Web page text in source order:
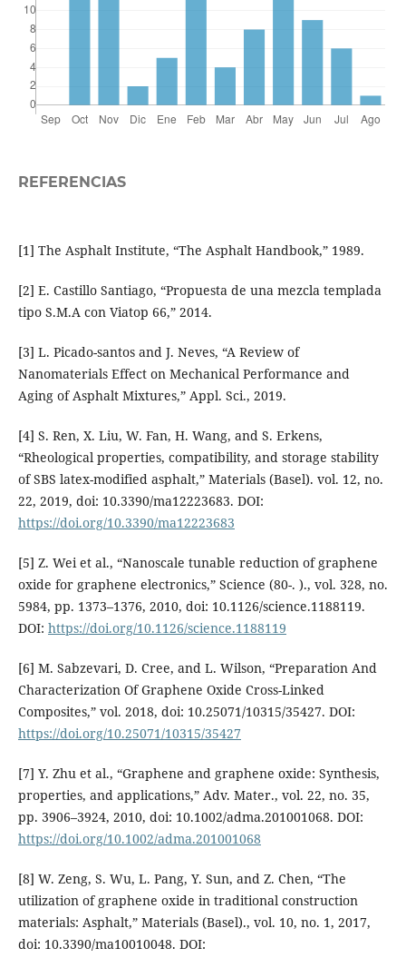
REFERENCIAS
[1] The Asphalt Institute, “The Asphalt Handbook,” 1989.
[2] E. Castillo Santiago, “Propuesta de una mezcla templada
tipo S.M.A con Viatop 66,” 2014.
[3] L. Picado-santos and J. Neves, “A Review of
Nanomaterials Effect on Mechanical Performance and
Aging of Asphalt Mixtures,” Appl. Sci., 2019.
[4] S. Ren, X. Liu, W. Fan, H. Wang, and S. Erkens,
“Rheological properties, compatibility, and storage stability
of SBS latex-modified asphalt,” Materials (Basel). vol. 12, no.
22, 2019, doi: 10.3390/ma12223683. DOI:
https://doi.org/10.3390/ma12223683
[5] Z. Wei et al., “Nanoscale tunable reduction of graphene
oxide for graphene electronics,” Science (80-. )., vol. 328, no.
5984, pp. 1373–1376, 2010, doi: 10.1126/science.1188119.
DOI: https://doi.org/10.1126/science.1188119
[6] M. Sabzevari, D. Cree, and L. Wilson, “Preparation And
Characterization Of Graphene Oxide Cross-Linked
Composites,” vol. 2018, doi: 10.25071/10315/35427. DOI:
https://doi.org/10.25071/10315/35427
[7] Y. Zhu et al., “Graphene and graphene oxide: Synthesis,
properties, and applications,” Adv. Mater., vol. 22, no. 35,
pp. 3906–3924, 2010, doi: 10.1002/adma.201001068. DOI:
https://doi.org/10.1002/adma.201001068
[8] W. Zeng, S. Wu, L. Pang, Y. Sun, and Z. Chen, “The
utilization of graphene oxide in traditional construction
materials: Asphalt,” Materials (Basel)., vol. 10, no. 1, 2017,
doi: 10.3390/ma10010048. DOI: